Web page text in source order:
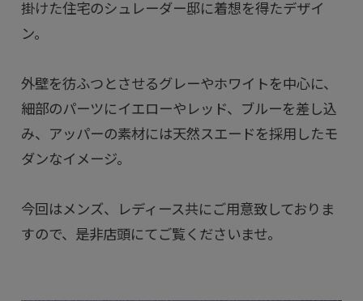
掛けた住宅のシュレーダー邸に着想を得たデザイ
ン。
外壁を彷ふつとさせるグレーやホワイトを中心に、
細部のパーツにイエローやレッド、ブルーを差し込
み、アッパーの素材には天然スエードを採用したモ
ダンなイメージ。
今回はメンズ、レディース共にご用意致しておりま
すので、是非店頭にてご覧くださいませ。